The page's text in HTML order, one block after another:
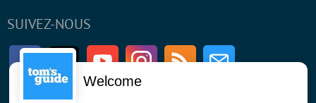
SUIVEZ-NOUS
FacebookTwitter Youtube InstagramRSS Newsletter
Welcome